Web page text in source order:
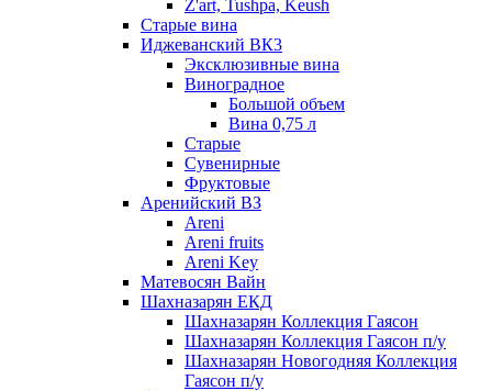
Z'art, Tushpa, Keush
Старые вина
Иджеванский ВК3
Эксклюзивные вина
Виноградное
Большой объем
Вина 0,75 л
Старые
Сувенирные
Фруктовые
Аренийский ВЗ
Areni
Areni fruits
Areni Key
Матевосян Вайн
Шахназарян ЕКД
Шахназарян Коллекция Гаясон
Шахназарян Коллекция Гаясон п/у
Шахназарян Новогодняя Коллекция
Гаясон п/у